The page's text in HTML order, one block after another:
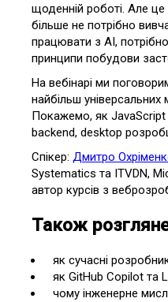
щоденній роботі. Але
більше не потрібно
працювати з AI,
принципи побудови
На вебінарі ми
найбільш
Покажемо, як JavaScript
backend, desktop
Спікер: Дмитро
Systematics та ITVDN,
автор курсів з
Також
як сучасні
як GitHub Copilot та
чому інженерне